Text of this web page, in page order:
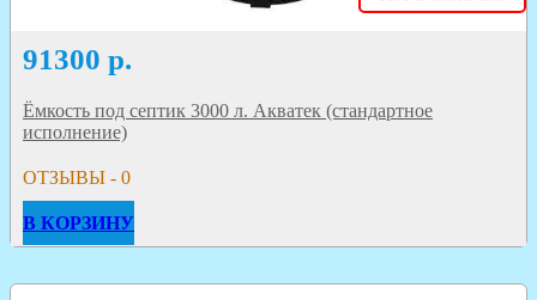
91300 р.
Ёмкость под септик 3000 л. Акватек (стандартное
исполнение)
ОТЗЫВЫ - 0
В КОРЗИНУ